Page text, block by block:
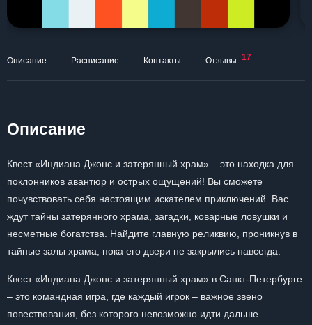
Описание Расписание Контакты Отзывы 17
Описание
Квест «Индиана Джонс и затерянный храм» – это находка для
поклонников авантюр и острых ощущений! Вы сможете
почувствовать себя настоящим искателем приключений. Вас
ждут тайны затерянного храма, загадки, коварные ловушки и
несметные богатства. Найдите главную реликвию, проникнув в
тайные залы храма, пока его двери не закрылись навсегда.
Квест «Индиана Джонс и затерянный храм» в Санкт-Петербурге
– это командная игра, где каждый игрок – важное звено
повествования, без которого невозможно идти дальше.